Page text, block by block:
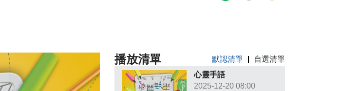
播放清單 默認清單
自選清單
心靈手語
2025-12-20 08:00